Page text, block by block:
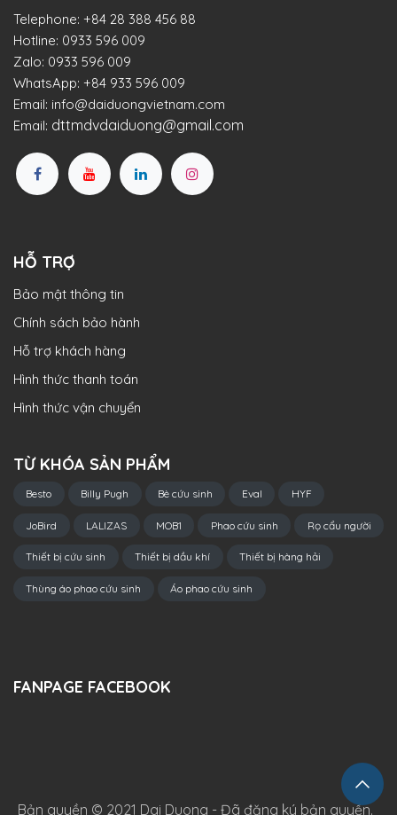
Telephone: +84 28 388 456 88
Hotline: 0933 596 009
Zalo: 0933 596 009
WhatsApp: +84 933 596 009
Email: info@daiduongvietnam.com
Email: dttmdvdaiduong@gmail.com
HỖ TRỢ
Bảo mật thông tin
Chính sách bảo hành
Hỗ trợ khách hàng
Hình thức thanh toán
Hình thức vận chuyển
TỪ KHÓA SẢN PHẨM
Besto Billy Pugh Bè cứu sinh Eval HYF
JoBird LALIZAS MOB1 Phao cứu sinh Rọ cẩu người
Thiết bị cứu sinh Thiết bị dầu khí Thiết bị hàng hải
Thùng áo phao cứu sinh Áo phao cứu sinh
FANPAGE FACEBOOK
Bản quyền © 2021 Dai Duong - Đã đăng ký bản quyền.